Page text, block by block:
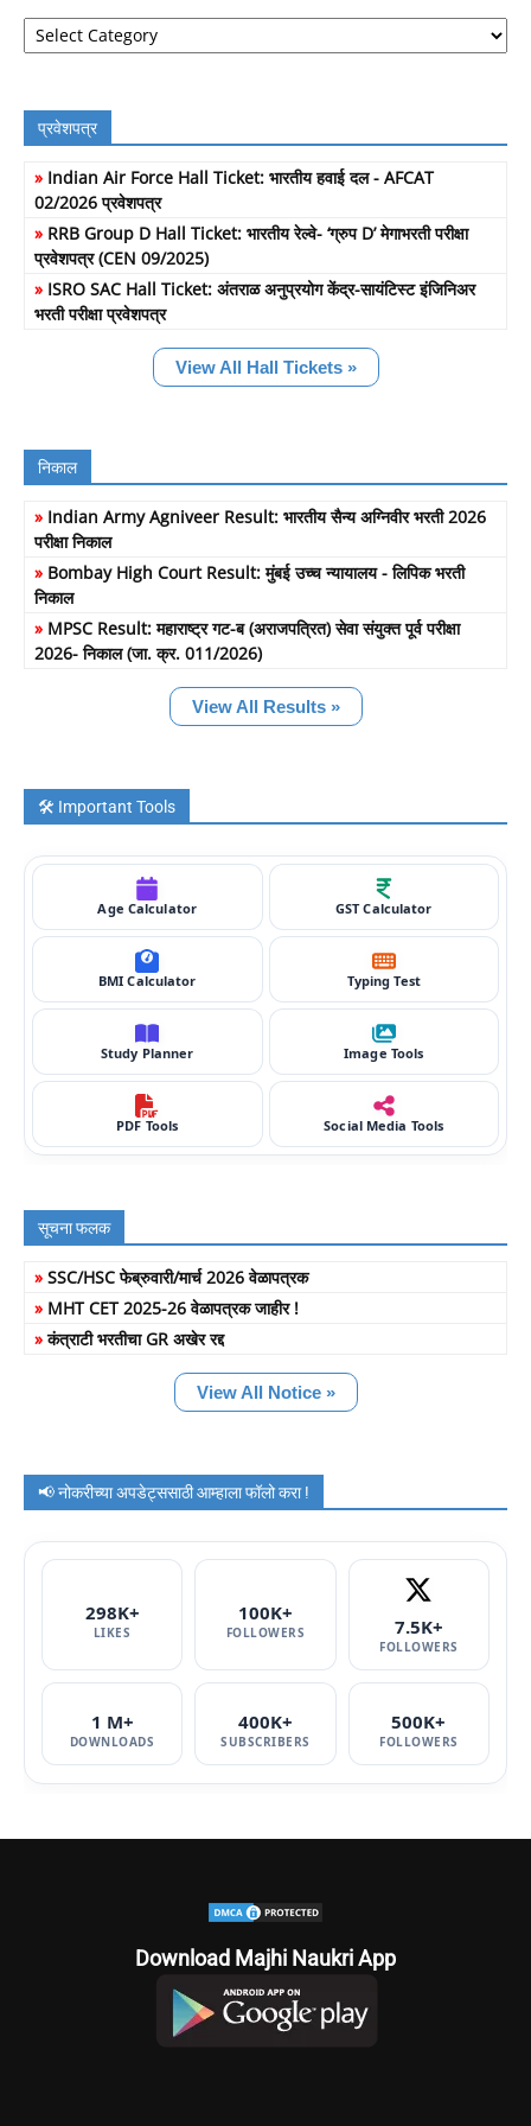
Job
Filter
प्रवेशपत्र
» Indian Air Force Hall Ticket: भारतीय हवाई दल - AFCAT
02/2026 प्रवेशपत्र
» RRB Group D Hall Ticket: भारतीय रेल्वे- ‘ग्रुप D’ मेगाभरती परीक्षा
प्रवेशपत्र (CEN 09/2025)
» ISRO SAC Hall Ticket: अंतराळ अनुप्रयोग केंद्र-सायंटिस्ट इंजिनिअर
भरती परीक्षा प्रवेशपत्र
View All Hall Tickets »
निकाल
» Indian Army Agniveer Result: भारतीय सैन्य अग्निवीर भरती 2026
परीक्षा निकाल
» Bombay High Court Result: मुंबई उच्च न्यायालय - लिपिक भरती
निकाल
» MPSC Result: महाराष्ट्र गट-ब (अराजपत्रित) सेवा संयुक्त पूर्व परीक्षा
2026- निकाल (जा. क्र. 011/2026)
View All Results »
🛠️ Important Tools
Age Calculator GST Calculator
BMI Calculator Typing Test
Study Planner Image Tools
PDF Tools Social Media Tools
सूचना फलक
» SSC/HSC फेब्रुवारी/मार्च 2026 वेळापत्रक
» MHT CET 2025-26 वेळापत्रक जाहीर !
»कंत्राटी भरतीचा GR अखेर रद्द
View All Notice »
📢 नोकरीच्या अपडेट्ससाठी आम्हाला फॉलो करा !
298K+
LIKES
100K+
FOLLOWERS 7.5K+
FOLLOWERS
1 M+
DOWNLOADS
400K+
SUBSCRIBERS
500K+
FOLLOWERS
Download Majhi Naukri App